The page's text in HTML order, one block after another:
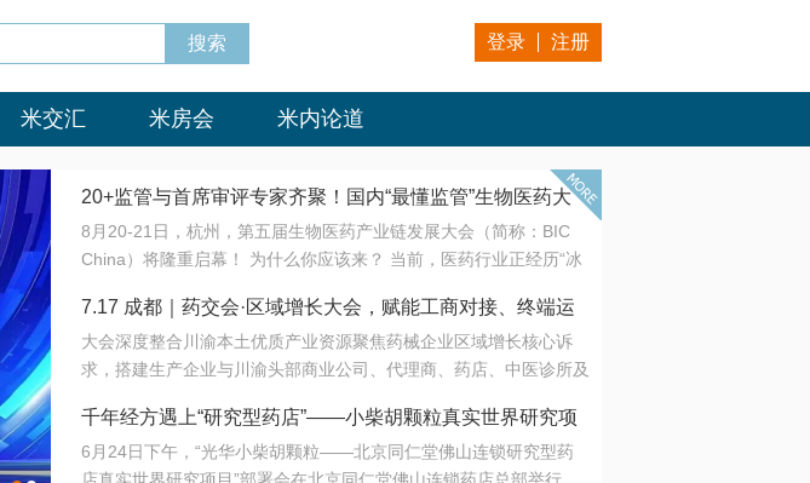
登录 注册
米交汇 米房会 米内论道
20+监管与首席审评专家齐聚！国内“最懂监管”生物医药大
会8月开幕！
8月20-21日，杭州，第五届生物医药产业链发展大会（简称：BIC
China）将隆重启幕！ 为什么你应该来？ 当前，医药行业正经历“冰
法正重新定义研发效率；另一端是创新药“最后一公里”的支付与入院
难题，呼唤更成熟的产业生态。 同质化“内卷”已无出路，全产业链协
同与出海能力建设才是破局关键。 本届大会以 “重构生态，定义未
算力突围；从中药创新、复杂药物制剂、CGT、多肽与小核酸的技
术攻坚，到CDMO的柔性智造。 我们致力于打破壁垒，让“实验
7.17 成都｜药交会·区域增长大会，赋能工商对接、终端运
营
大会深度整合川渝本土优质产业资源聚焦药械企业区域增长核心诉
求，搭建生产企业与川渝头部商业公司、代理商、药店、中医诊所及
域增量份额夯实西南市场战略布局
千年经方遇上“研究型药店”——小柴胡颗粒真实世界研究项
目在北京同仁堂佛山连锁启动
6月24日下午，“光华小柴胡颗粒——北京同仁堂佛山连锁研究型药